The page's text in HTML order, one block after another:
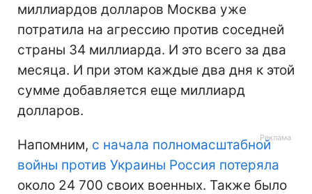
миллиардов долларов Москва уже
потратила на агрессию против соседней
страны 34 миллиарда. И это всего за два
месяца. И при этом каждые два дня к этой
сумме добавляется еще миллиард
долларов.
Напомним, с начала полномасштабной
войны против Украины Россия потеряла
около 24 700 своих военных. Также было